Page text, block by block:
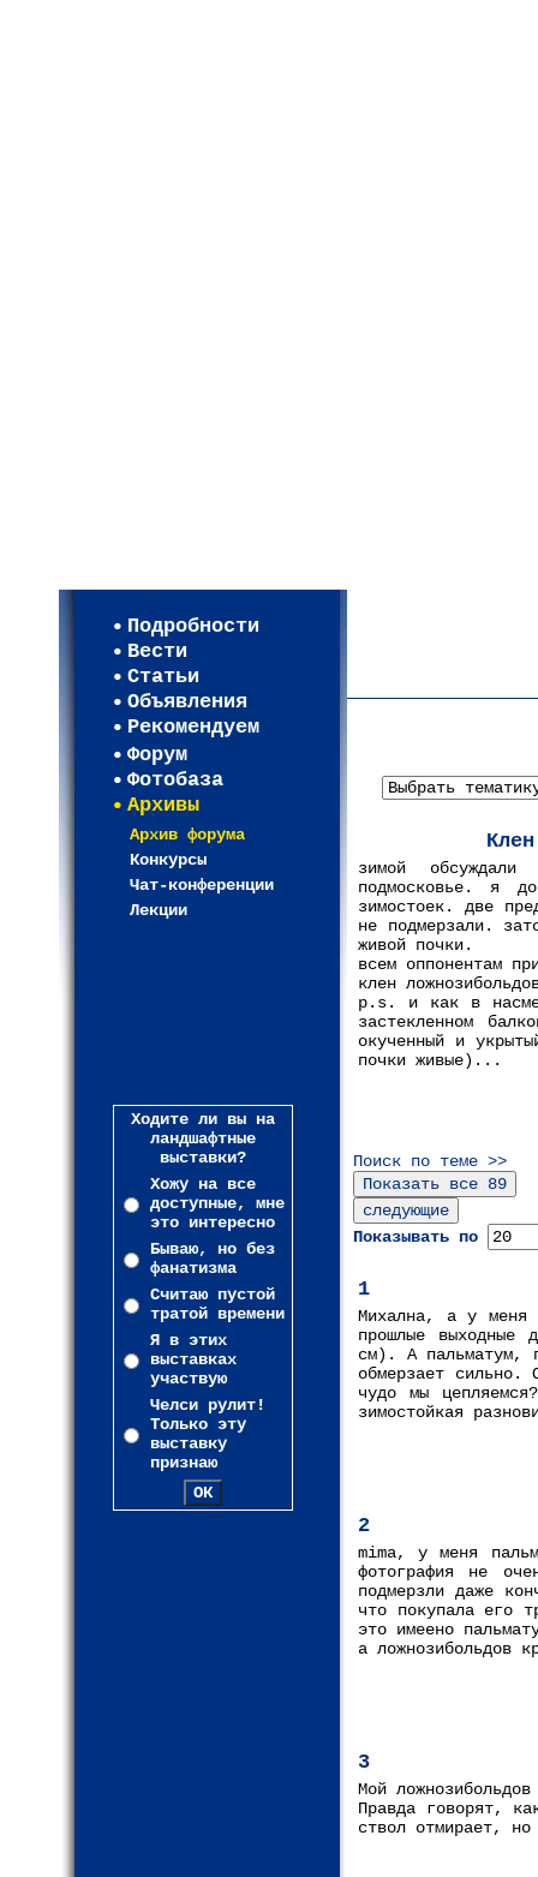
Подробности
Вести
Статьи
Объявления
Рекомендуем
Форум
Фотобаза
Архивы
Архив форума
Конкурсы
Чат-конференции
Лекции
Ходите ли вы на
ландшафтные
выставки?
Хожу на все
доступные, мне
это интересно
Бываю, но без
фанатизма
Считаю пустой
тратой времени
Я в этих
выставках
участвую
Челси рулит!
Только эту
выставку
признаю
зимой
подмосковье. я
зимостоек. две
не подмерзали.
живой почки.
всем оппонентам
клен
p.s. и как в
застекленном
окученный и
почки живые)...
Поиск по теме >>
Показывать по
1
Михална, а у меня
прошлые
см). А пальматум,
обмерзает
чудо мы
зимостойкая
2
mima, у меня
фотография не
подмерзли даже
что покупала его
это имеено
а ложнозибольдов
3
Мой
Правда говорят,
ствол отмирает,